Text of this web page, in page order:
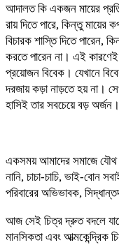
আদালত কি একজন মায়ের প্রতি
রায় দিতে পারে, কিন্তু মায়ের
বিচারক শাস্তি দিতে পারেন,
করতে পারেন না। এই
প্রয়োজন বিবেক। যেখানে
দরজায় কড়া নাড়তে হয় না।
হাসিই তার সবচেয়ে বড় অর্জন।
একসময় আমাদের সমাজে যৌথ
নানি, চাচা-চাচি, ভাই-বোন
পরিবারের অভিভাবক,
আজ সেই চিত্র দ্রুত বদলে
মানসিকতা এবং আত্মকেন্দ্রিক